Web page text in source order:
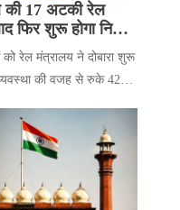
की 17 अटकी रेल
फिर शुरू होगा निर्माण
को रेल मंत्रालय ने दोबारा शुरू
की वजह से रुके 423